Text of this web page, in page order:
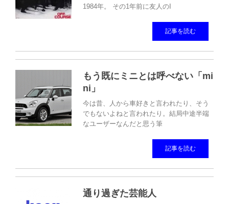
1984年。 その1年前に友人のI
記事を読む
もう既にミニとは呼べない「mi
ni」
今は昔、人から車好きと言われたり、そう
でもないよねと言われたり。結局中途半端
なユーザーなんだと思う筆
記事を読む
通り過ぎた芸能人